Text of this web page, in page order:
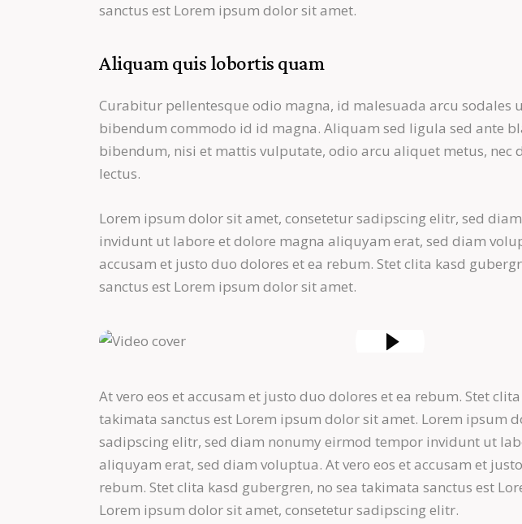
sanctus est Lorem ipsum dolor sit amet.
Aliquam quis lobortis quam
Curabitur pellentesque odio magna, id malesuada arcu sodales
bibendum commodo id id magna. Aliquam sed ligula sed ante
bibendum, nisi et mattis vulputate, odio arcu aliquet metus, nec
lectus.
Lorem ipsum dolor sit amet, consetetur sadipscing elitr, sed
invidunt ut labore et dolore magna aliquyam erat, sed diam
accusam et justo duo dolores et ea rebum. Stet clita kasd
sanctus est Lorem ipsum dolor sit amet.
At vero eos et accusam et justo duo dolores et ea rebum. Stet
takimata sanctus est Lorem ipsum dolor sit amet. Lorem ipsum
sadipscing elitr, sed diam nonumy eirmod tempor invidunt ut
aliquyam erat, sed diam voluptua. At vero eos et accusam et
rebum. Stet clita kasd gubergren, no sea takimata sanctus est
Lorem ipsum dolor sit amet, consetetur sadipscing elitr.